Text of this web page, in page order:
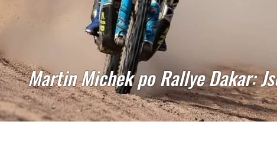
Martin Michek po Rallye Dakar: